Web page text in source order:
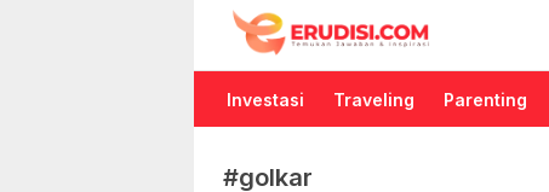
Erudisi
Temukan Jawaban dan Inspirasi
Investasi Traveling Parenting
#golkar